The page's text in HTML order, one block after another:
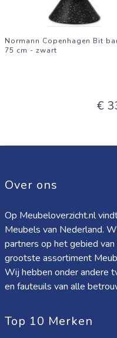
Normann Copenhagen Bit
75 cm - zwart
€
Over ons
Op Meubeloverzicht.nl
Meubels van Nederland.
partners op het gebied
grootste assortiment
Wij hebben onder andere
en fauteuils van alle
Top 10 Merken